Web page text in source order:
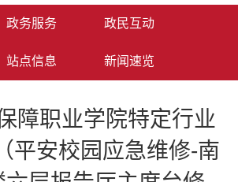
政务服务 政民互动
站点信息 新闻速览
障职业学院特定行业
平安校园应急维修-南